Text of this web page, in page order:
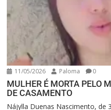
11/05/2026 Paloma 0
MULHER É MORTA PELO
DE CASAMENTO
Nájylla Duenas Nascimento, de